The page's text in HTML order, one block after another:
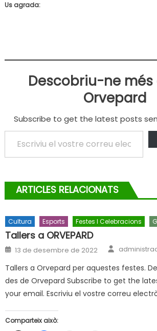
Us agrada:
Descobriu-ne més
Orvepard
Subscribe to get the latest posts
Escriviu el vostre correu electrònic…
ARTICLES RELACIONATS
Cultura Esports Festes I Celebracions
Tallers a ORVEPARD
Posted
on
13 de desembre de 2022 Author
Tallers a Orvepard per aquestes festes.
des de Orvepard Subscribe to get the
your email. Escriviu el vostre correu
Comparteix això: